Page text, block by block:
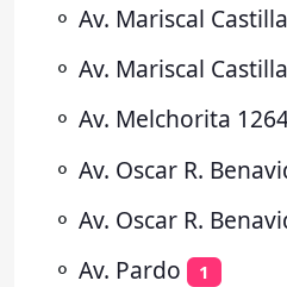
⚬ Av. Mariscal
⚬ Av. Mariscal
⚬ Av. Melchorita
⚬ Av. Oscar R.
⚬ Av. Oscar R.
⚬ Av. Pardo 1